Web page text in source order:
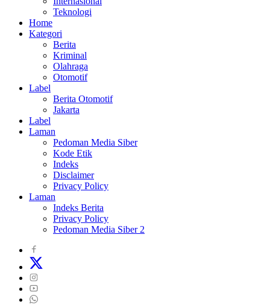
Teknologi
Home
Kategori
Berita
Kriminal
Olahraga
Otomotif
Label
Berita Otomotif
Jakarta
Label
Laman
Pedoman Media Siber
Kode Etik
Indeks
Disclaimer
Privacy Policy
Laman
Indeks Berita
Privacy Policy
Pedoman Media Siber 2